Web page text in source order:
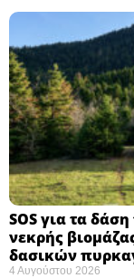
SOS για τα
νεκρής
δασικών
4 Αυγούστου 2026